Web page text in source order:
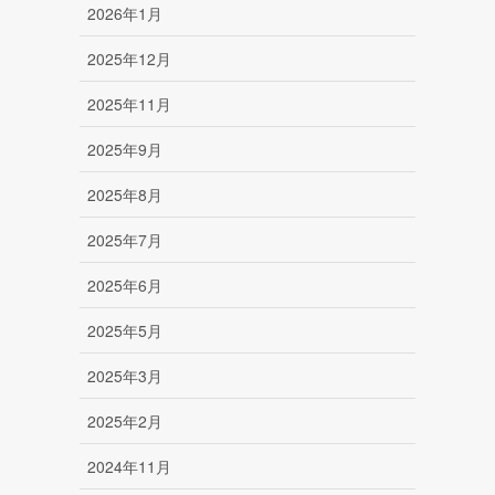
2026年1月
2025年12月
2025年11月
2025年9月
2025年8月
2025年7月
2025年6月
2025年5月
2025年3月
2025年2月
2024年11月